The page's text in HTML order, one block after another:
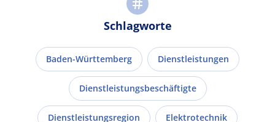
Schlagworte
Baden-Württemberg Dienstleistungen
Dienstleistungsbeschäftigte
Dienstleistungsregion Elektrotechnik